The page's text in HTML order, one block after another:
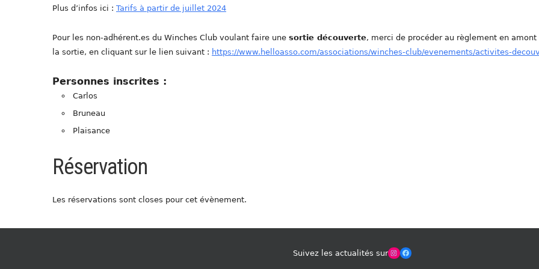
Plus d’infos ici : Tarifs à partir de juillet 2024
Pour les non-adhérent.es du Winches Club voulant faire une sortie découverte, merci de procéder au règlement en amont
la sortie, en cliquant sur le lien suivant : https://www.helloasso.com/associations/winches-club/evenements/activites-
Personnes inscrites :
Carlos
Bruneau
Plaisance
Réservation
Les réservations sont closes pour cet évènement.
Suivez les actualités surWinches Club OfficielFacebook